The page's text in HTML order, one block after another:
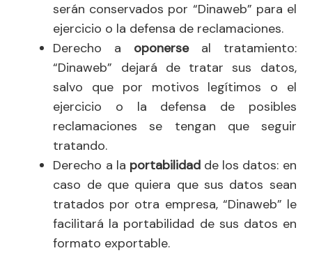
serán conservados por “Dinaweb” para el
ejercicio o la defensa de reclamaciones.
Derecho a oponerseal tratamiento:
“Dinaweb” dejará de tratar sus datos,
salvo que por motivos legítimos o el
ejercicio o la defensa de posibles
reclamaciones se tengan que seguir
tratando.
Derecho a la portabilidadde los datos: en
caso de que quiera que sus datos sean
tratados por otra empresa, “Dinaweb” le
facilitará la portabilidad de sus datos en
formato exportable.